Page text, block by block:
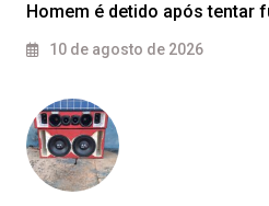
Homem é detido após tentar
10 de agosto de 2026